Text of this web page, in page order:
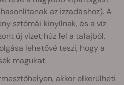
az izzadáshoz). A
sztómái kinyílnak, és a víz
új vizet húz fel a talajból.
lehetővé teszi, hogy a
magukat.
akkor elkerülheti